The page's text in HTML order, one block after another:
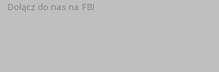
Dołącz do nas na FB!